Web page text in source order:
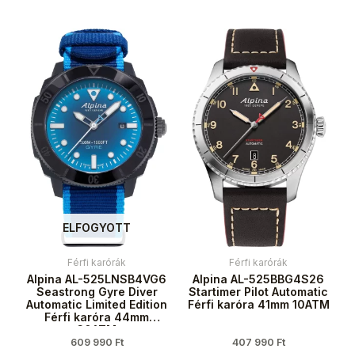
ELFOGYOTT
Férfi karórák
Alpina AL-525LNSB4VG6
Seastrong Gyre Diver
Automatic Limited Edition
Férfi karóra 44mm
30ATM
609 990 Ft
Férfi karórák
Alpina AL-525BBG4S26
Startimer Pilot Automatic
Férfi karóra 41mm 10ATM
407 990 Ft